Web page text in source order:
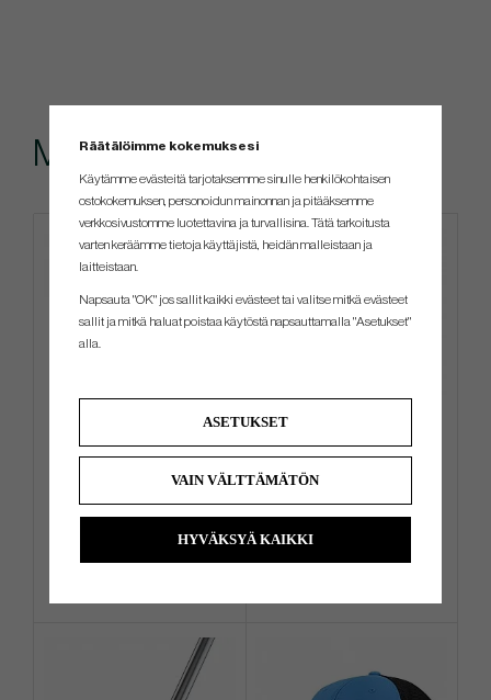
Muut ostivat myös
Golf Pride Putter Grip Zero
Taper Large (Putter Grip)
€31€38
Osta
Mizuno BR-DX 2024 - Carry
Bag
€225€342
Info
Räätälöimme kokemuksesi
Käytämme evästeitä tarjotaksemme sinulle henkilökohtaisen
ostokokemuksen, personoidun mainonnan ja pitääksemme
verkkosivustomme luotettavina ja turvallisina. Tätä tarkoitusta
varten keräämme tietoja käyttäjistä, heidän malleistaan ​​ja
laitteistaan.
Napsauta "OK" jos sallit kaikki evästeet tai valitse mitkä evästeet
sallit ja mitkä haluat poistaa käytöstä napsauttamalla "Asetukset"
alla.
ASETUKSET
VAIN VÄLTTÄMÄTÖN
HYVÄKSYÄ KAIKKI